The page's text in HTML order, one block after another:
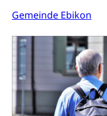
Gemeinde Ebikon